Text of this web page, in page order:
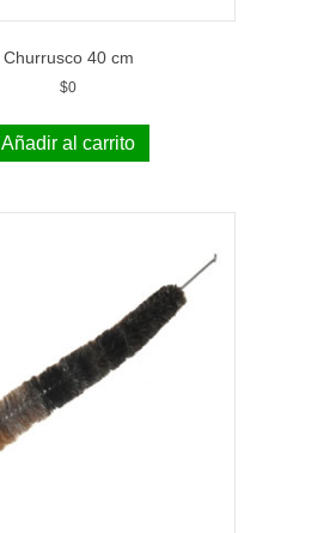
Churrusco 40 cm
$0
Añadir al carrito